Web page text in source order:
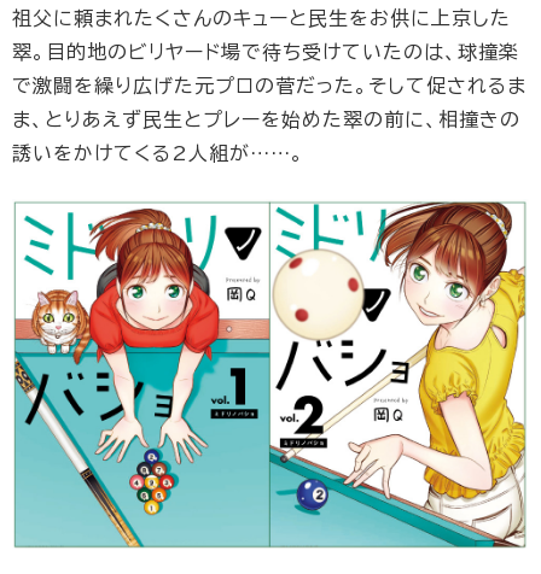
祖父に頼まれたくさんのキューと民生をお供に上京した
翠。目的地のビリヤード場で待ち受けていたのは、球撞楽
で激闘を繰り広げた元プロの菅だった。そして促されるま
ま、とりあえず民生とプレーを始めた翠の前に、相撞きの
誘いをかけてくる2人組が……。